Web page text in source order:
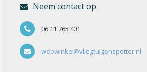
Neem contact op
06 11 765 401
webwinkel@vliegtuigenspotter.nl